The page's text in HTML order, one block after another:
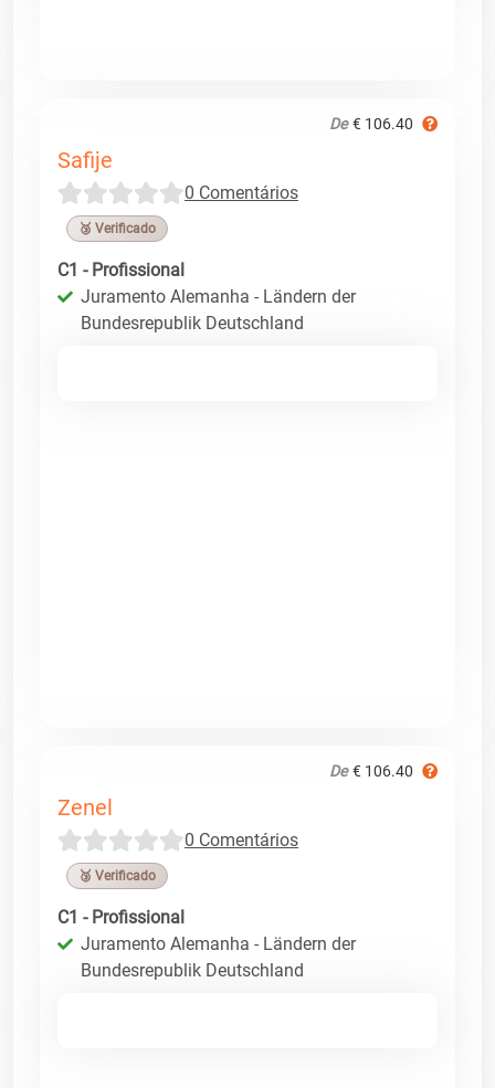
De € 106.40
Safije
0 Comentários
🥉 Verificado
C1 - Profissional
Juramento Alemanha - Ländern der
Bundesrepublik Deutschland
De € 106.40
Zenel
0 Comentários
🥉 Verificado
C1 - Profissional
Juramento Alemanha - Ländern der
Bundesrepublik Deutschland